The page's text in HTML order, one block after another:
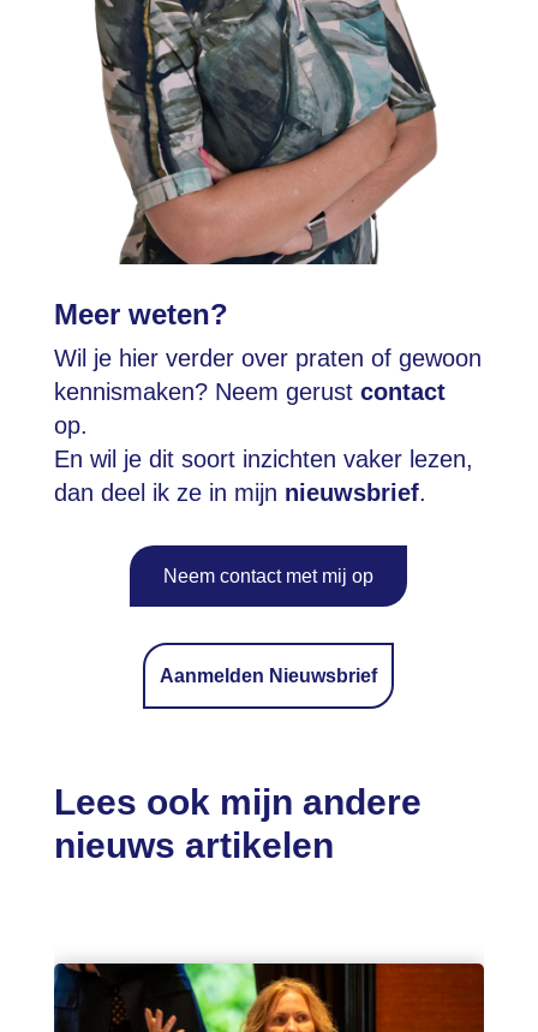
Meer weten?
Wil je hier verder over praten of gewoon
kennismaken? Neem gerust contact
op.
En wil je dit soort inzichten vaker lezen,
dan deel ik ze in mijn nieuwsbrief.
Neem contact met mij op
Aanmelden Nieuwsbrief
Lees ook mijn andere
nieuws artikelen